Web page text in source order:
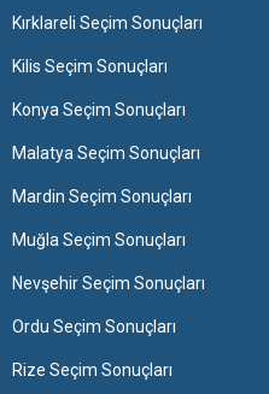
Kırklareli Seçim Sonuçları
Kilis Seçim Sonuçları
Konya Seçim Sonuçları
Malatya Seçim Sonuçları
Mardin Seçim Sonuçları
Muğla Seçim Sonuçları
Nevşehir Seçim Sonuçları
Ordu Seçim Sonuçları
Rize Seçim Sonuçları